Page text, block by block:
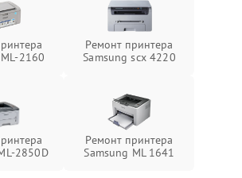
2160
Ремонт принтера
Samsung scx 4220
2850D
Ремонт принтера
Samsung ML 1641